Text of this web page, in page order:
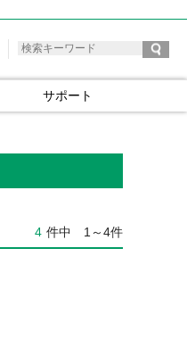
サポート
4 件中 1～4件